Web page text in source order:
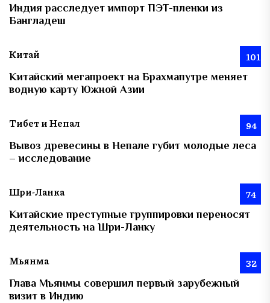
Индия расследует импорт ПЭТ-пленки из
Бангладеш
Китай 101
Китайский мегапроект на Брахмапутре меняет
водную карту Южной Азии
Тибет и Непал 94
Вывоз древесины в Непале губит молодые леса
– исследование
Шри-Ланка 74
Китайские преступные группировки переносят
деятельность на Шри-Ланку
Мьянма 32
Глава Мьянмы совершил первый зарубежный
визит в Индию